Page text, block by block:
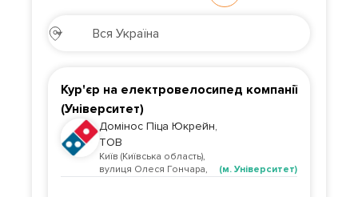
Кур'єр на електровелосипед компанії
(Університет)
Домінос Піца Юкрейн,
ТОВ
Київ (Київська область),
вулиця Олеся Гончара,
(м. Університет)